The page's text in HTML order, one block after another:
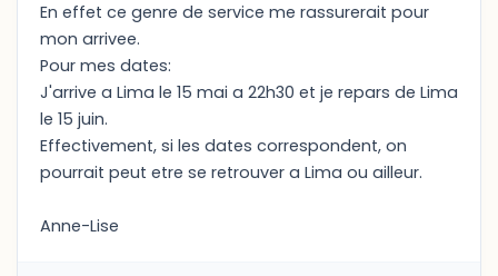
En effet ce genre de service me rassurerait pour
mon arrivee.
Pour mes dates:
J'arrive a Lima le 15 mai a 22h30 et je repars de Lima
le 15 juin.
Effectivement, si les dates correspondent, on
pourrait peut etre se retrouver a Lima ou ailleur.
Anne-Lise